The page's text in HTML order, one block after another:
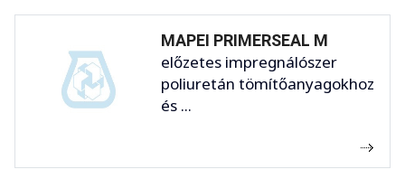
MAPEI PRIMERSEAL M
előzetes impregnálószer
poliuretán tömítőanyagokhoz
és ...